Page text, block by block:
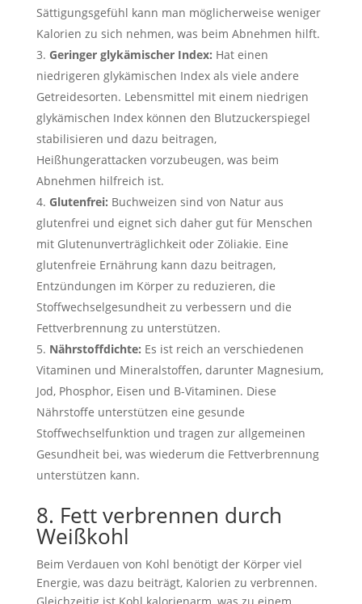
Sättigungsgefühl kann man möglicherweise weniger
Kalorien zu sich nehmen, was beim Abnehmen hilft.
Geringer glykämischer Index: Hat einen
niedrigeren glykämischen Index als viele andere
Getreidesorten. Lebensmittel mit einem niedrigen
glykämischen Index können den Blutzuckerspiegel
stabilisieren und dazu beitragen,
Heißhungerattacken vorzubeugen, was beim
Abnehmen hilfreich ist.
Glutenfrei: Buchweizen sind von Natur aus
glutenfrei und eignet sich daher gut für Menschen
mit Glutenunverträglichkeit oder Zöliakie. Eine
glutenfreie Ernährung kann dazu beitragen,
Entzündungen im Körper zu reduzieren, die
Stoffwechselgesundheit zu verbessern und die
Fettverbrennung zu unterstützen.
Nährstoffdichte: Es ist reich an verschiedenen
Vitaminen und Mineralstoffen, darunter Magnesium,
Jod, Phosphor, Eisen und B-Vitaminen. Diese
Nährstoffe unterstützen eine gesunde
Stoffwechselfunktion und tragen zur allgemeinen
Gesundheit bei, was wiederum die Fettverbrennung
unterstützen kann.
8. Fett verbrennen durch
Weißkohl
Beim Verdauen von Kohl benötigt der Körper viel
Energie, was dazu beiträgt, Kalorien zu verbrennen.